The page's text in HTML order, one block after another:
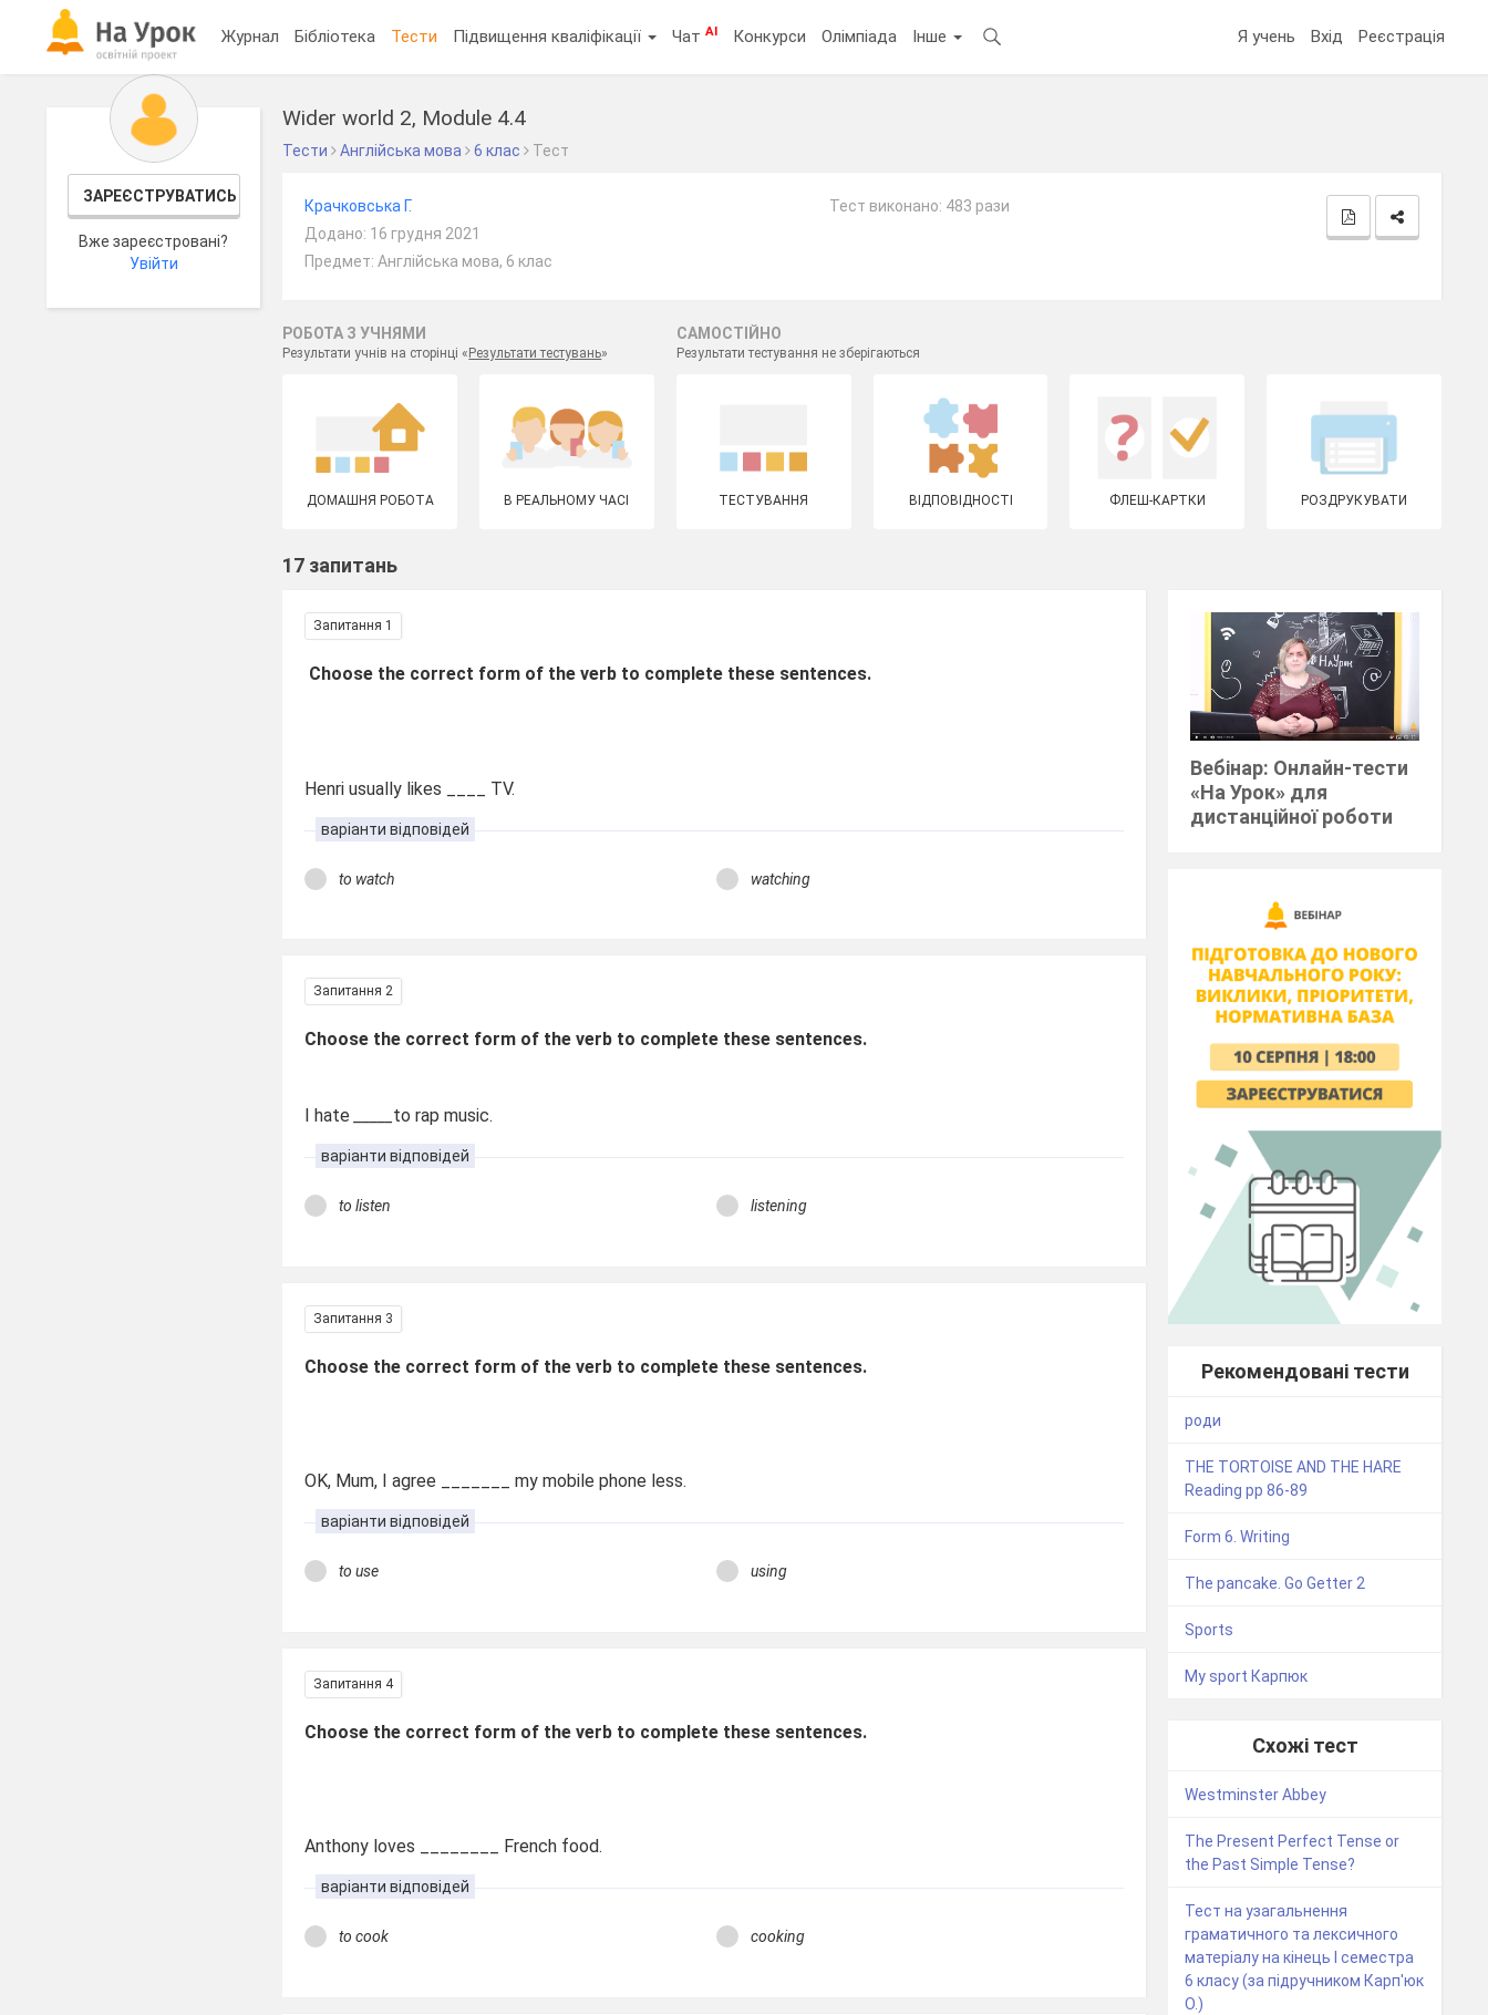
Журнал Бібліотека Тести Підвищення кваліфікації ЧатAI Конкурси Олімпіада Інше Я учень Вхід Реєстрація
ЗАРЕЄСТРУВАТИСЬ
Вже зареєстровані?
Увійти
Wider world 2, Module 4.4
Тести Англійська мова 6 клас Тест
Крачковська Г.
Додано: 16 грудня 2021
Предмет: Англійська мова, 6 клас
Тест виконано: 483 рази
РОБОТА З УЧНЯМИ
Результати учнів на сторінці « Результати тестувань»
САМОСТІЙНО
Результати тестування не зберігаються
ДОМАШНЯ РОБОТА В РЕАЛЬНОМУ ЧАСІ ТЕСТУВАННЯ ВІДПОВІДНОСТІ ФЛЕШ-КАРТКИ РОЗДРУКУВАТИ
17 запитань
Запитання 1
Choose the correct form of the verb to complete these sentences.
Henri usually likes ____ TV.
варіанти відповідей
to watch watching
Запитання 2
Choose the correct form of the verb to complete these sentences.
I hate to rap music.
варіанти відповідей
to listen listening
Запитання 3
Choose the correct form of the verb to complete these sentences.
OK, Mum, I agree _______ my mobile phone less.
варіанти відповідей
to use using
Запитання 4
Choose the correct form of the verb to complete these sentences.
Anthony loves ________ French food.
варіанти відповідей
to cook cooking
Вебінар: Онлайн-тести
«На Урок» для
дистанційної роботи
Рекомендовані тести
роди
THE TORTOISE AND THE HARE
Reading pp 86-89
Form 6. Writing
The pancake. Go Getter 2
Sports
My sport Карпюк
Схожі тест
Westminster Abbey
The Present Perfect Tense or
the Past Simple Tense?
Тест на узагальнення
граматичного та лексичного
матеріалу на кінець I семестра
6 класу (за підручником Карп'юк
О.)